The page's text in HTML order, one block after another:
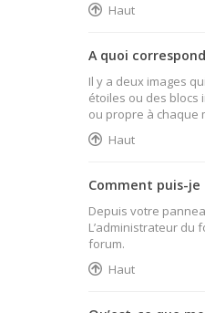
Haut
A quoi
Il y a deux images
étoiles ou des blocs
ou propre à chaque
Haut
Comment puis-
Depuis votre
L’administrateur du
forum.
Haut